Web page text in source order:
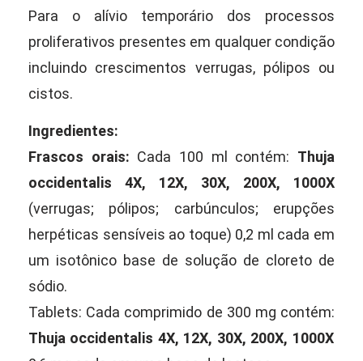
Para o alívio temporário dos processos
proliferativos presentes em qualquer condição
incluindo crescimentos verrugas, pólipos ou
cistos.
Ingredientes:
Frascos orais: Cada 100 ml contém: Thuja
occidentalis 4X, 12X, 30X, 200X, 1000X
(verrugas; pólipos; carbúnculos; erupções
herpéticas sensíveis ao toque) 0,2 ml cada em
um isotônico base de solução de cloreto de
sódio.
Tablets: Cada comprimido de 300 mg contém:
Thuja occidentalis 4X, 12X, 30X, 200X, 1000X